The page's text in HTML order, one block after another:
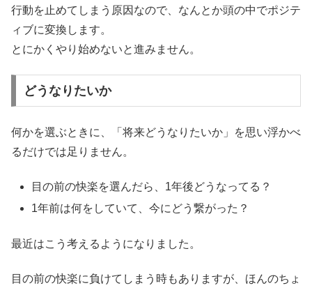
行動を止めてしまう原因なので、なんとか頭の中でポジテ
ィブに変換します。
とにかくやり始めないと進みません。
どうなりたいか
何かを選ぶときに、「将来どうなりたいか」を思い浮かべ
るだけでは足りません。
目の前の快楽を選んだら、1年後どうなってる？
1年前は何をしていて、今にどう繋がった？
最近はこう考えるようになりました。
目の前の快楽に負けてしまう時もありますが、ほんのちょ